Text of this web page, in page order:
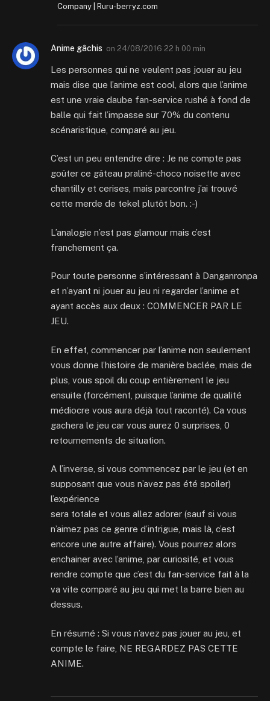
Company | Ruru-berryz.com
Anime gâchis on 24/08/2016 22 h 00 min
Les personnes qui ne veulent pas jouer au jeu
mais dise que l’anime est cool, alors que l’anime
est une vraie daube fan-service rushé à fond de
balle qui fait l’impasse sur 70% du contenu
scénaristique, comparé au jeu.
C’est un peu entendre dire : Je ne compte pas
goûter ce gâteau praliné-choco noisette avec
chantilly et cerises, mais parcontre j’ai trouvé
cette merde de tekel plutôt bon. :-)
L’analogie n’est pas glamour mais c’est
franchement ça.
Pour toute personne s’intéressant à Danganronpa
et n’ayant ni jouer au jeu ni regarder l’anime et
ayant accès aux deux : COMMENCER PAR LE
JEU.
En effet, commencer par l’anime non seulement
vous donne l’histoire de manière baclée, mais de
plus, vous spoil du coup entièrement le jeu
ensuite (forcément, puisque l’anime de qualité
médiocre vous aura déjà tout raconté). Ca vous
gachera le jeu car vous aurez 0 surprises, 0
retournements de situation.
A l’inverse, si vous commencez par le jeu (et en
supposant que vous n’avez pas été spoiler)
l’expérience
sera totale et vous allez adorer (sauf si vous
n’aimez pas ce genre d’intrigue, mais là, c’est
encore une autre affaire). Vous pourrez alors
enchainer avec l’anime, par curiosité, et vous
rendre compte que c’est du fan-service fait à la
va vite comparé au jeu qui met la barre bien au
dessus.
En résumé : Si vous n’avez pas jouer au jeu, et
compte le faire, NE REGARDEZ PAS CETTE
ANIME.